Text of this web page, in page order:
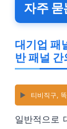
자주 묻
대기업 패
반 패널
▶️ 티비직구,
일반적으로